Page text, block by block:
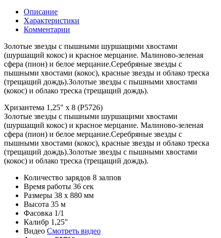
Описание
Характеристики
Комментарии
Золотые звезды с пышными шуршащими хвостами
(шуршащий кокос) и красное мерцание. Малиново-зеленая
сфера (пион) и белое мерцание.Серебряные звезды с
пышными хвостами (кокос), красные звезды и облако треска
(трещащий дождь).Золотые звезды с пышными хвостами
(кокос) и облако треска (трещащий дождь).
Хризантема 1,25" x 8 (Р5726)
Золотые звезды с пышными шуршащими хвостами
(шуршащий кокос) и красное мерцание. Малиново-зеленая
сфера (пион) и белое мерцание.Серебряные звезды с
пышными хвостами (кокос), красные звезды и облако треска
(трещащий дождь).Золотые звезды с пышными хвостами
(кокос) и облако треска (трещащий дождь).
Количество зарядов 8 залпов
Время работы 36 сек
Размеры 38 х 880 мм
Высота 35 м
Фасовка 1/1
Калибр 1,25"
Видео Смотреть видео